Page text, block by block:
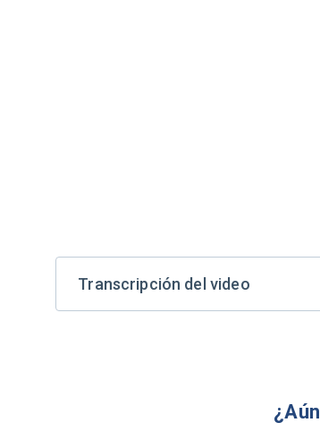
Transcripción del video